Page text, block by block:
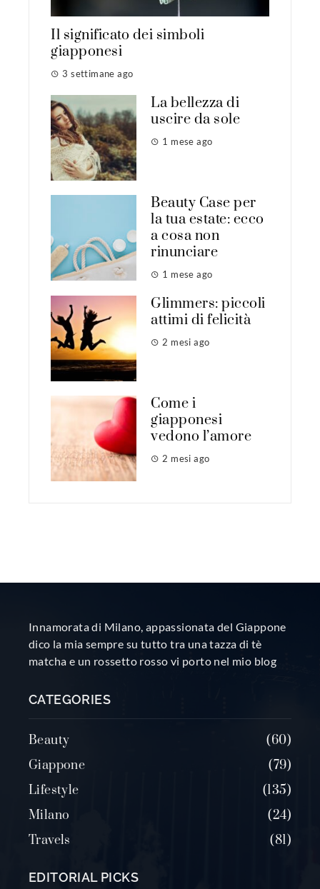
Il significato dei simboli
giapponesi
3 settimane ago
La bellezza di
uscire da sole
1 mese ago
Beauty Case per
la tua estate: ecco
a cosa non
rinunciare
1 mese ago
Glimmers: piccoli
attimi di felicità
2 mesi ago
Come i
giapponesi
vedono l’amore
2 mesi ago
Innamorata di Milano, appassionata del Giappone
dico la mia sempre su tutto tra una tazza di tè
matcha e un rossetto rosso vi porto nel mio blog
CATEGORIES
Beauty
60
Giappone
79
Lifestyle
135
Milano
24
Travels
81
EDITORIAL PICKS